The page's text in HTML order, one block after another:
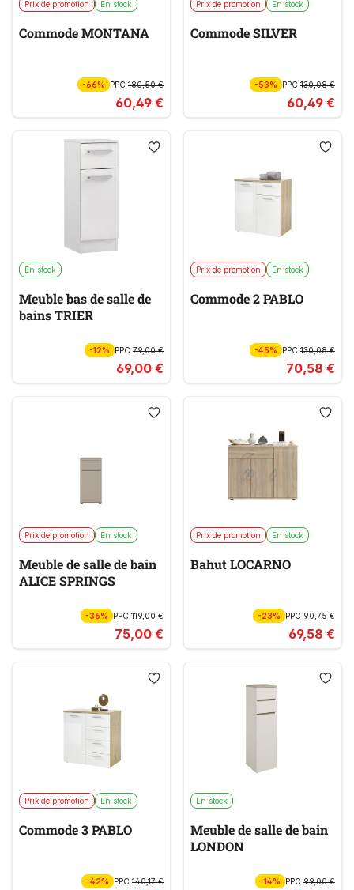
Prix de promotion En stock
Commode MONTANA
-66% PPC 180,50 €
60,49 €
Prix de promotion En stock
Commode SILVER
-53% PPC130,08 €
60,49 €
En stock
Meuble bas de salle de
bains TRIER
-12% PPC 79,00 €
69,00 €
Prix de promotion En stock
Commode 2 PABLO
-45% PPC130,08 €
70,58 €
Prix de promotion En stock
Meuble de salle de bain
ALICE SPRINGS
-36% PPC 119,00 €
75,00 €
Prix de promotion En stock
Bahut LOCARNO
-23% PPC90,75 €
69,58 €
Prix de promotion En stock
Commode 3 PABLO
-42% PPC 140,17 €
En stock
Meuble de salle de bain
LONDON
-14% PPC99,00 €